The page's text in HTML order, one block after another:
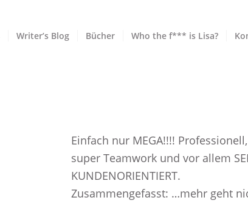
Writer’s Blog Bücher Who the f*** is Lisa?
Einfach nur MEGA!!!!
super Teamwork und vor allem
KUNDENORIENTIERT.
Zusammengefasst: …mehr geht